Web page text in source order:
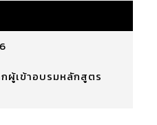
ผู้เข้าอบรมหลักสูตร